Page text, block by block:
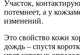
Участок,
потемнеет, а у
изменений.
Это свойство кожи
дождь – спустя